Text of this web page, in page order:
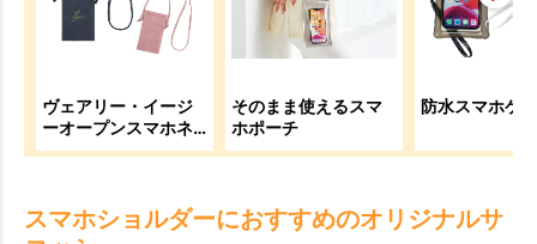
ヴェアリー・イージ
ーオープンスマホネ
ックポーチ
そのまま使えるスマ
ホポーチ
防水スマホケ
スマホショルダーにおすすめのオリジナルサ